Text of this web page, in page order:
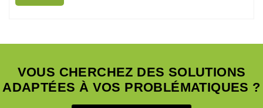
VOUS CHERCHEZ DES SOLUTIONS
ADAPTÉES À VOS PROBLÉMATIQUES ?